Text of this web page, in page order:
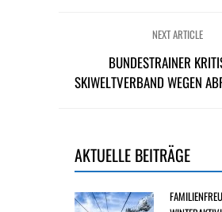
NEXT ARTICLE
BUNDESTRAINER
SKIWELTVERBAND WEGEN
AKTUELLE BEITRÄGE